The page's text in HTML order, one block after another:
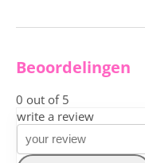
Beoordelingen
0 out of 5
write a review